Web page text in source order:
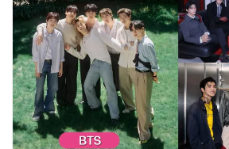
TOP30 อันดับบอยกรุ๊ป K-POP ปร
สิงหาคม 2026 ⋯ BTS ครองบัล
เนื่องเป็นเดือนที่ 13
BySVVEET KIM 08/08/2026